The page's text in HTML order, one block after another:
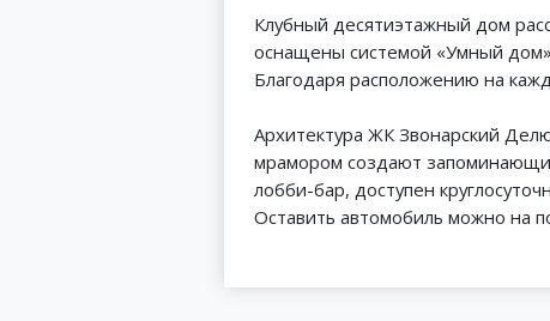
Клубный десятиэтажный дом
оснащены системой «Умный
Благодаря расположению на
Архитектура ЖК Звонарский
мрамором создают
лобби-бар, доступен
Оставить автомобиль можно на